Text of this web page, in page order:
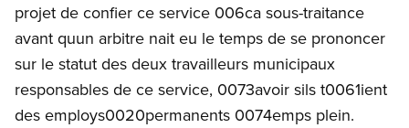
projet de confier ce service 006ca sous-traitance
avant quun arbitre nait eu le temps de se prononcer
sur le statut des deux travailleurs municipaux
responsables de ce service, 0073avoir sils t0061ient
des employs0020permanents 0074emps plein.